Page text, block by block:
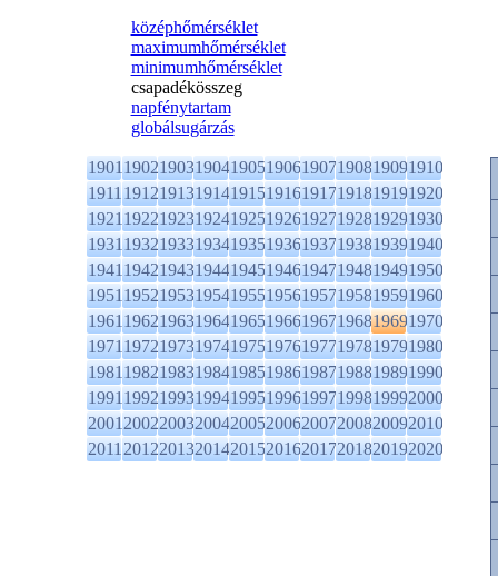
középhőmérséklet
maximumhőmérséklet
minimumhőmérséklet
csapadékösszeg
napfénytartam
globálsugárzás
1901190219031904190519061907190819091910
1911191219131914191519161917191819191920
1921192219231924192519261927192819291930
1931193219331934193519361937193819391940
1941194219431944194519461947194819491950
1951195219531954195519561957195819591960
1961196219631964196519661967196819691970
1971197219731974197519761977197819791980
1981198219831984198519861987198819891990
1991199219931994199519961997199819992000
2001200220032004200520062007200820092010
2011201220132014201520162017201820192020